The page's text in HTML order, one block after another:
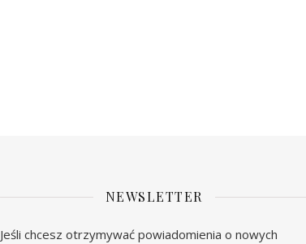
NEWSLETTER
Jeśli chcesz otrzymywać powiadomienia o nowych